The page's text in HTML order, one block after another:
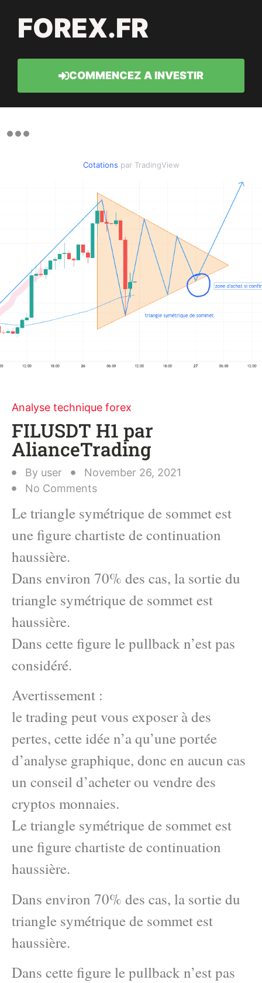
FOREX.FR
COMMENCEZ A INVESTIR
Cotations par TradingView
Analyse technique forex
FILUSDT H1 par
AlianceTrading
By user
November 26, 2021
No Comments
Le triangle symétrique de sommet est
une figure chartiste de continuation
haussière.
Dans environ 70% des cas, la sortie du
triangle symétrique de sommet est
haussière.
Dans cette figure le pullback n’est pas
considéré.
Avertissement :
le trading peut vous exposer à des
pertes, cette idée n’a qu’une portée
d’analyse graphique, donc en aucun cas
un conseil d’acheter ou vendre des
cryptos monnaies.
Le triangle symétrique de sommet est
une figure chartiste de continuation
haussière.
Dans environ 70% des cas, la sortie du
triangle symétrique de sommet est
haussière.
Dans cette figure le pullback n’est pas